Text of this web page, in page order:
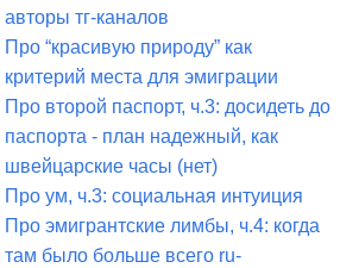
авторы тг-каналов
Про “красивую природу” как
критерий места для эмиграции
Про второй паспорт, ч.3: досидеть до
паспорта - план надежный, как
швейцарские часы (нет)
Про ум, ч.3: социальная интуиция
Про эмигрантские лимбы, ч.4: когда
там было больше всего ru-